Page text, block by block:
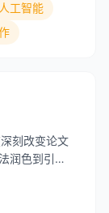
人工智能
刻改变论文
润色到引用
。然而，面